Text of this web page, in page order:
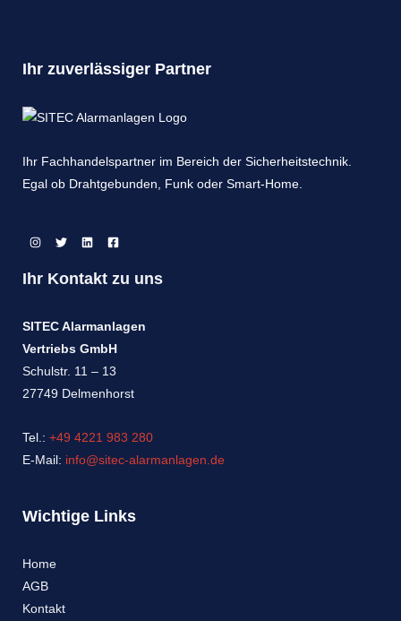
Ihr zuverlässiger Partner
Ihr Fachhandelspartner im Bereich der Sicherheitstechnik.
Egal ob Drahtgebunden, Funk oder Smart-Home.
Ihr Kontakt zu uns
SITEC Alarmanlagen
Vertriebs GmbH
Schulstr. 11 – 13
27749 Delmenhorst
Tel.: +49 4221 983 280
E-Mail: info@sitec-alarmanlagen.de
Wichtige Links
Home
AGB
Kontakt